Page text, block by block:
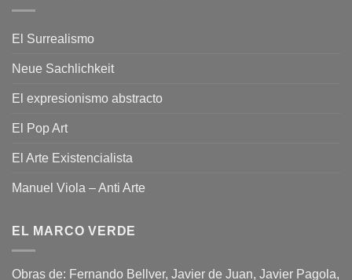
El Surrealismo
Neue Sachlichkeit
El expresionismo abstracto
El Pop Art
El Arte Existencialista
Manuel Viola – Anti Arte
EL MARCO VERDE
Obras de: Fernando Bellver, Javier de Juan, Javier Pagola,